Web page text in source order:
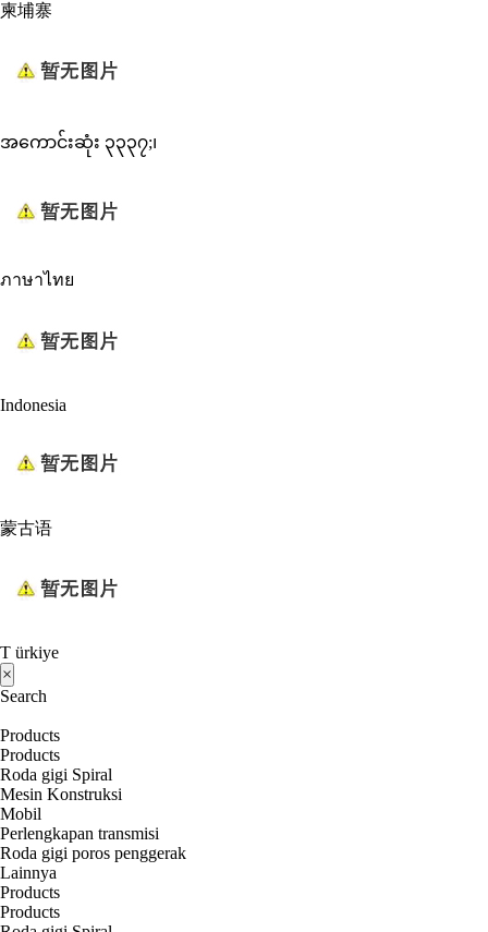
柬埔寨
အကောင်းဆုံး ၃၃၃၇;၊
ภาษาไทย
Indonesia
蒙古语
T ürkiye
×
Search
Products
Products
Roda gigi Spiral
Mesin Konstruksi
Mobil
Perlengkapan transmisi
Roda gigi poros penggerak
Lainnya
Products
Products